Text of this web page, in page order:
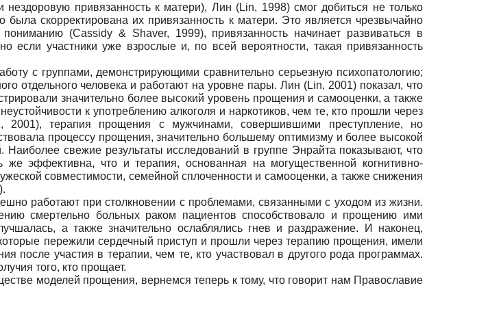
привязанность к матери), Лин (Lin, 1998) смог добиться не только
скорректирована их привязанность к матери. Это является чрезвычайно
(Cassidy & Shaver, 1999), привязанность начинает развиваться в
если участники уже взрослые и, по всей вероятности, такая привязанность
с группами, демонстрирующими сравнительно серьезную психопатологию;
отдельного человека и работают на уровне пары. Лин (Lin, 2001) показал, что
значительно более высокий уровень прощения и самооценки, а также
к употреблению алкоголя и наркотиков, чем те, кто прошли через
2001), терапия прощения с мужчинами, совершившими преступление, но
процессу прощения, значительно большему оптимизму и более высокой
свежие результаты исследований в группе Энрайта показывают, что
эффективна, что и терапия, основанная на могущественной когнитивно-
совместимости, семейной сплоченности и самооценки, а также снижения
работают при столкновении с проблемами, связанными с уходом из жизни.
смертельно больных раком пациентов способствовало и прощению ими
а также значительно ослаблялись гнев и раздражение. И наконец,
пережили сердечный приступ и прошли через терапию прощения, имели
после участия в терапии, чем те, кто участвовал в другого рода программах.
того, кто прощает.
моделей прощения, вернемся теперь к тому, что говорит нам Православие